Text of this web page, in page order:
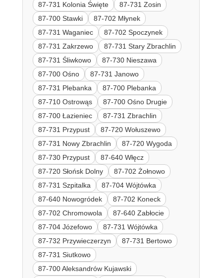
87-731 Kolonia Święte
87-731 Zosin
87-700 Stawki
87-702 Młynek
87-731 Waganiec
87-702 Spoczynek
87-731 Zakrzewo
87-731 Stary Zbrachlin
87-731 Śliwkowo
87-730 Nieszawa
87-700 Ośno
87-731 Janowo
87-731 Plebanka
87-700 Plebanka
87-710 Ostrowąs
87-700 Ośno Drugie
87-700 Łazieniec
87-731 Zbrachlin
87-731 Przypust
87-720 Wołuszewo
87-731 Nowy Zbrachlin
87-720 Wygoda
87-730 Przypust
87-640 Włęcz
87-720 Słońsk Dolny
87-702 Żołnowo
87-731 Szpitalka
87-704 Wójtówka
87-640 Nowogródek
87-702 Koneck
87-702 Chromowola
87-640 Zabłocie
87-704 Józefowo
87-731 Wójtówka
87-732 Przywieczerzyn
87-731 Bertowo
87-731 Siutkowo
87-700 Aleksandrów Kujawski